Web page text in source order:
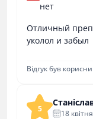
нет
Отличный
уколол и забыл
Відгук був
5 18